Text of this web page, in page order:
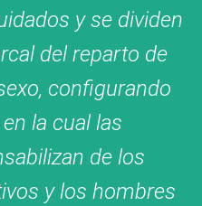
y se dividen
del reparto de
configurando
la cual las
de los
y los hombres